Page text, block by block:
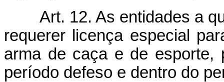
Art. 12. As entidades a
requerer licença especial
arma de caça e de esporte,
período defeso e dentro do